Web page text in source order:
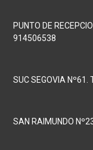
PUNTO DE
914506538
SUC SEGOVIA Nº61.
SAN RAIMUNDO